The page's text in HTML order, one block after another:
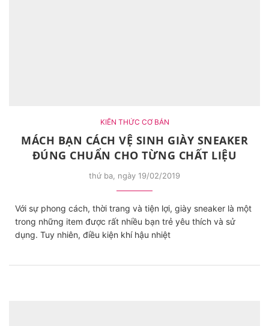
KIẾN THỨC CƠ BẢN
MÁCH BẠN CÁCH VỆ SINH GIÀY SNEAKER
ĐÚNG CHUẨN CHO TỪNG CHẤT LIỆU
thứ ba, ngày 19/02/2019
Với sự phong cách, thời trang và tiện lợi, giày sneaker là một
trong những item được rất nhiều bạn trẻ yêu thích và sử
dụng. Tuy nhiên, điều kiện khí hậu nhiệt